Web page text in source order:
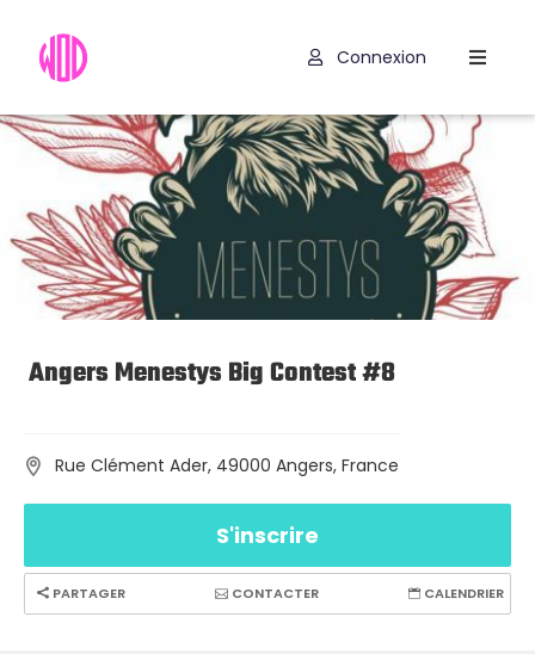
Hyrox
Programmes
WOD
Exercices
Outils
Connexion
Angers Menestys Big Contest #8
Rue Clément Ader, 49000 Angers, France
S'inscrire
PARTAGER CONTACTER CALENDRIER